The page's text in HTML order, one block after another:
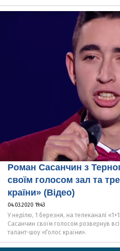
Роман Сасанчин з
своїм голосом зал та
країни» (Відео)
04.03.2020 19:43
У неділю, 1 березня, на телеканалі
Сасанчин своїм голосом розвернув
талант-шоу «Голос країни».